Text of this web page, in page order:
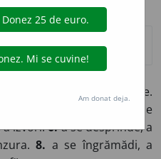
a curge.
a se
a izvorî.6.a se desprinde, a
8. a se îngrămădi, a
Am donat deja.